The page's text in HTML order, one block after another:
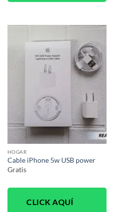
HOGAR
Cable iPhone 5w USB power
Gratis
CLICK AQUÍ